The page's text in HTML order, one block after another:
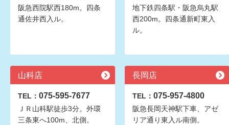
阪急西院駅西180m。四条
通佐井西入ル。
地下鉄四条駅・阪急烏丸駅
西200m。四条通新町東入
ル。
山科店
TEL： 075-595-7677
ＪＲ山科駅徒歩3分。外環
三条東へ100m、北側。
長岡店
TEL： 075-957-4800
阪急長岡天神駅下車、アゼ
リア通り東入ル南側。